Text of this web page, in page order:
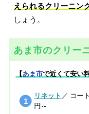
えられるクリーニン
しょう。
あま市のクリー
【あま市で近くて安い
リネット ／ コー
円～